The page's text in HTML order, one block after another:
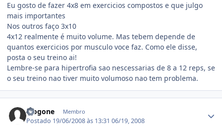
Eu gosto de fazer 4x8 em exercicios compostos e que julgo
mais importantes
Nos outros faço 3x10
4x12 realmente é muito volume. Mas tebem depende de
quantos exercicios por musculo voce faz. Como ele disse,
posta o seu treino ai!
Lembre-se para hipertrofia sao nescessarias de 8 a 12 reps, se
o seu treino nao tiver muito volumoso nao tem problema.
diogone Membro
Postado 19/06/2008 às 13:3106/19, 2008